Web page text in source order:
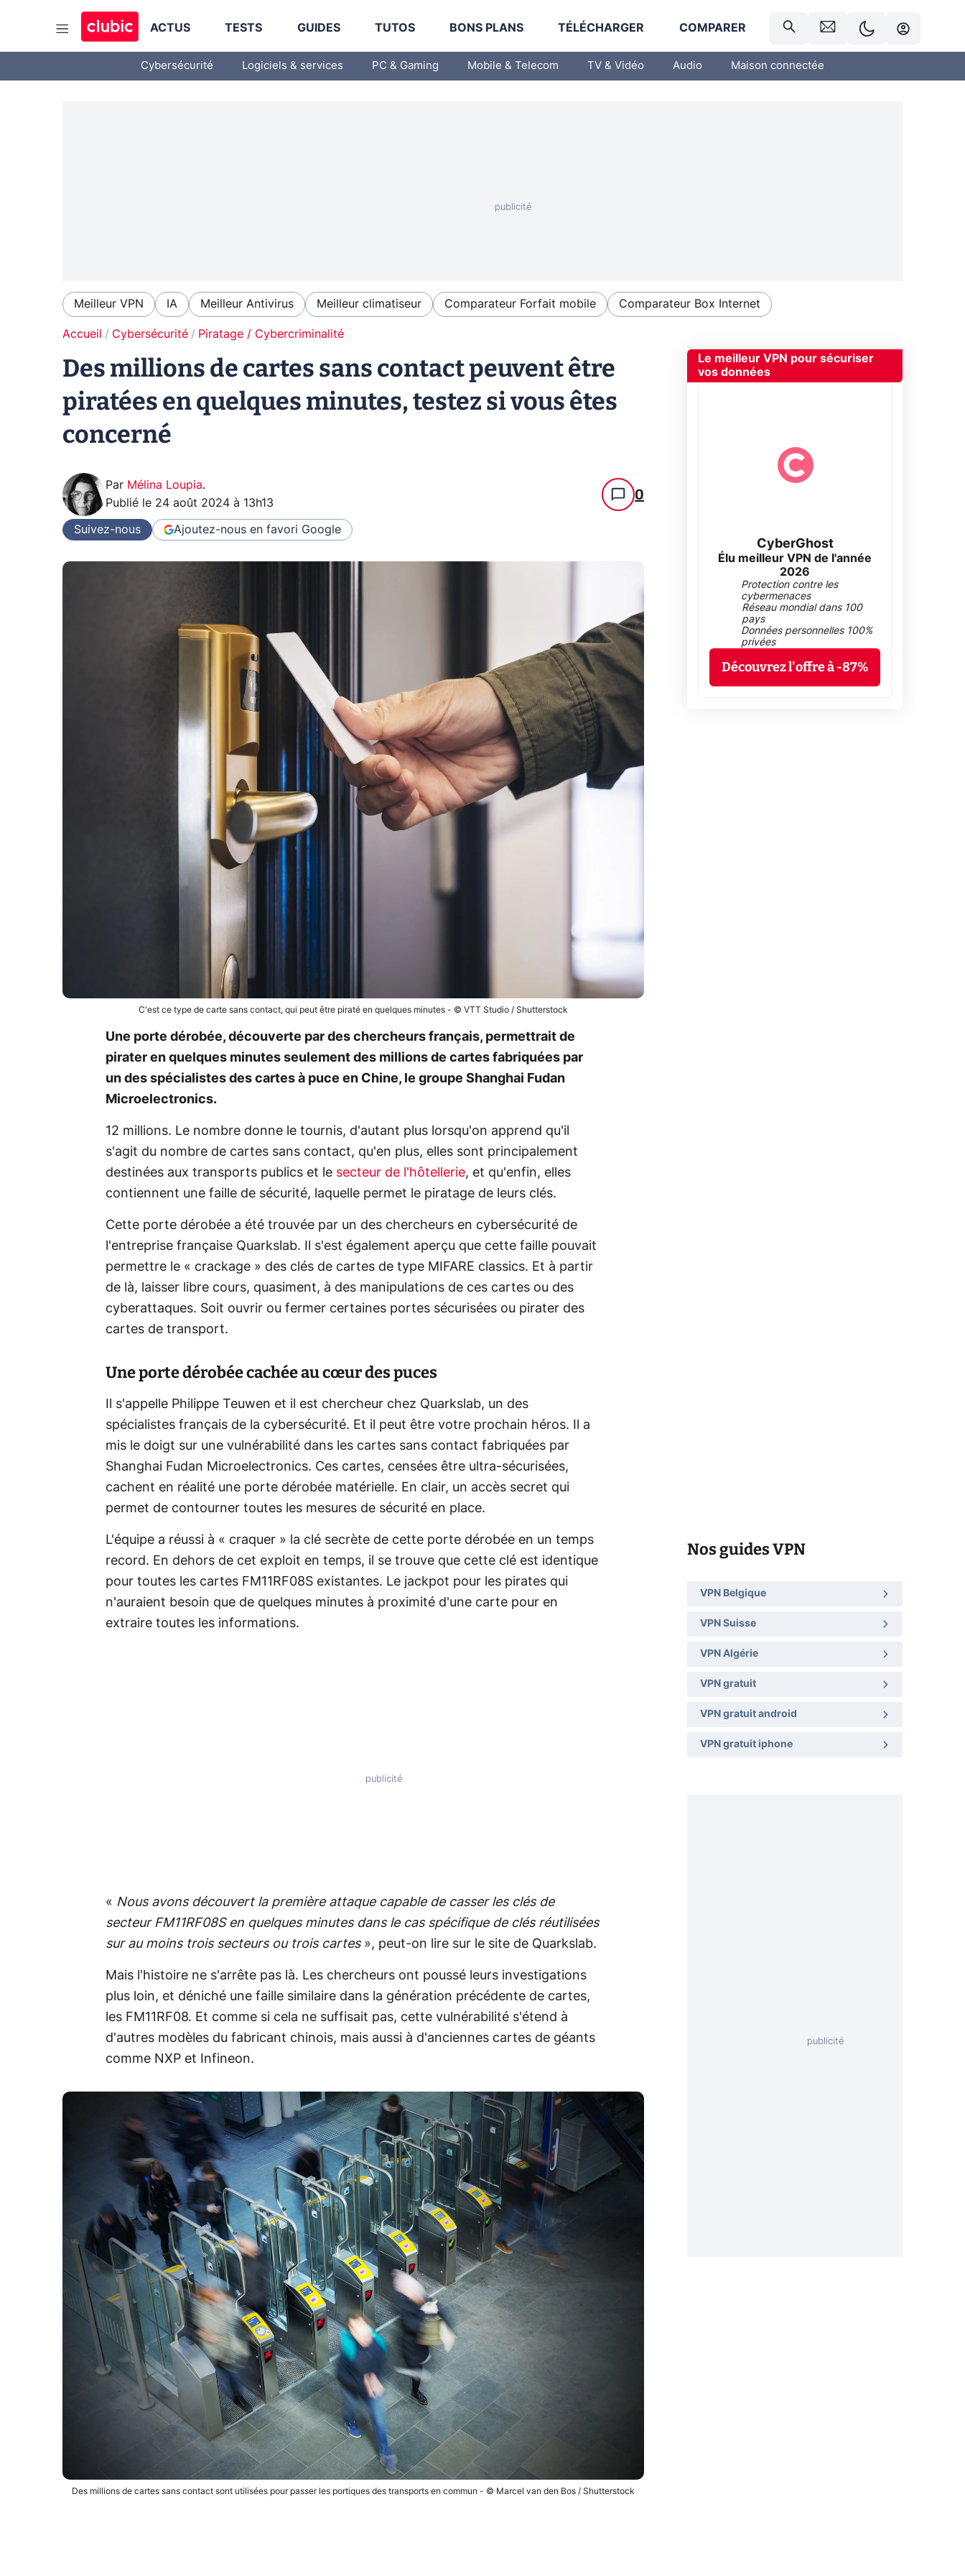
ACTUS TESTS GUIDES TUTOS BONS PLANS TÉLÉCHARGER COMPARER
Cybersécurité Logiciels & services PC & Gaming Mobile & Telecom TV & Vidéo Audio Maison connectée
Meilleur VPN IA Meilleur Antivirus Meilleur climatiseur Comparateur Forfait mobile Comparateur Box Internet
Accueil Cybersécurité Piratage / Cybercriminalité
Des millions de cartes sans contact peuvent être
piratées en quelques minutes, testez si vous êtes
concerné
Par Mélina Loupia.
Publié le 24 août 2024 à 13h13 0
Suivez-nous Ajoutez-nous en favori Google
C'est ce type de carte sans contact, qui peut être piraté en quelques minutes - © VTT Studio / Shutterstock
Une porte dérobée, découverte par des chercheurs français, permettrait de
pirater en quelques minutes seulement des millions de cartes fabriquées par
un des spécialistes des cartes à puce en Chine, le groupe Shanghai Fudan
Microelectronics.
12 millions. Le nombre donne le tournis, d'autant plus lorsqu'on apprend qu'il
s'agit du nombre de cartes sans contact, qu'en plus, elles sont principalement
destinées aux transports publics et le secteur de l'hôtellerie, et qu'enfin, elles
contiennent une faille de sécurité, laquelle permet le piratage de leurs clés.
Cette porte dérobée a été trouvée par un des chercheurs en cybersécurité de
l'entreprise française Quarkslab. Il s'est également aperçu que cette faille pouvait
permettre le « crackage » des clés de cartes de type MIFARE classics. Et à partir
de là, laisser libre cours, quasiment, à des manipulations de ces cartes ou des
cyberattaques. Soit ouvrir ou fermer certaines portes sécurisées ou pirater des
cartes de transport.
Une porte dérobée cachée au cœur des puces
Il s'appelle Philippe Teuwen et il est chercheur chez Quarkslab, un des
spécialistes français de la cybersécurité. Et il peut être votre prochain héros. Il a
mis le doigt sur une vulnérabilité dans les cartes sans contact fabriquées par
Shanghai Fudan Microelectronics. Ces cartes, censées être ultra-sécurisées,
cachent en réalité une porte dérobée matérielle. En clair, un accès secret qui
permet de contourner toutes les mesures de sécurité en place.
L'équipe a réussi à « craquer » la clé secrète de cette porte dérobée en un temps
record. En dehors de cet exploit en temps, il se trouve que cette clé est identique
pour toutes les cartes FM11RF08S existantes. Le jackpot pour les pirates qui
n'auraient besoin que de quelques minutes à proximité d'une carte pour en
extraire toutes les informations.
« Nous avons découvert la première attaque capable de casser les clés de
secteur FM11RF08S en quelques minutes dans le cas spécifique de clés réutilisées
sur au moins trois secteurs ou trois cartes», peut-on lire sur le site de Quarkslab.
Mais l'histoire ne s'arrête pas là. Les chercheurs ont poussé leurs investigations
plus loin, et déniché une faille similaire dans la génération précédente de cartes,
les FM11RF08. Et comme si cela ne suffisait pas, cette vulnérabilité s'étend à
d'autres modèles du fabricant chinois, mais aussi à d'anciennes cartes de géants
comme NXP et Infineon.
Des millions de cartes sans contact sont utilisées pour passer les portiques des transports en commun - © Marcel van den Bos / Shutterstock
Le meilleur VPN pour sécuriser
vos données
CyberGhost
Élu meilleur VPN de l'année
2026
Protection contre les
cybermenaces
Réseau mondial dans 100
pays
Données personnelles 100%
privées
Découvrez l'offre à -87%
Nos guides VPN
VPN Belgique
VPN Suisse
VPN Algérie
VPN gratuit
VPN gratuit android
VPN gratuit iphone